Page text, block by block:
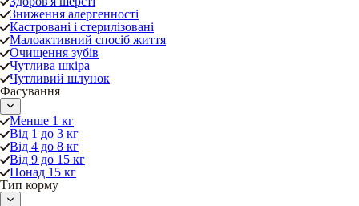
Зниження алергенності
Кастровані і стерилізовані
Малоактивний спосіб життя
Очищення зубів
Чутлива шкіра
Чутливий шлунок
Фасування
Менше 1 кг
Від 1 до 3 кг
Від 4 до 8 кг
Від 9 до 15 кг
Понад 15 кг
Тип корму